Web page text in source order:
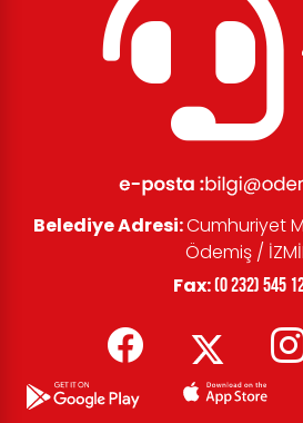
Belediye Adresi:Cumhuriyet
Ödemiş /
Fax:(0 232) 545